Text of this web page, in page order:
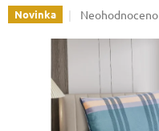
Novinka
Průměrné
produktu
z
5
hvězdiček.
Neohodnoceno